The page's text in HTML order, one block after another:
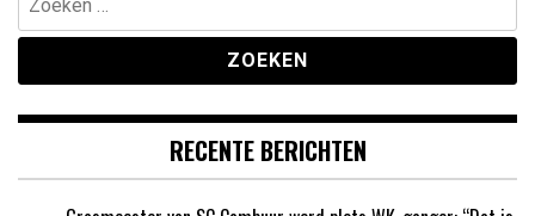
naar:
RECENTE BERICHTEN